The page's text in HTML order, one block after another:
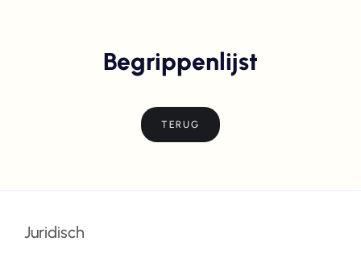
Begrippenlijst
TERUG
Juridisch